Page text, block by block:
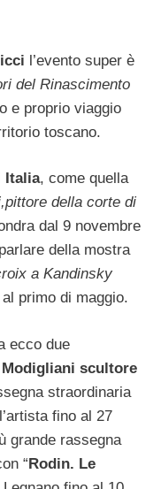
l’evento super è
del Rinascimento
e proprio viaggio
toscano.
Italia, come quella
della corte di
dal 9 novembre
della mostra
a Kandinsky
primo di maggio.
ecco due
Modigliani scultore
straordinaria
fino al 27
grande rassegna
“Rodin. Le